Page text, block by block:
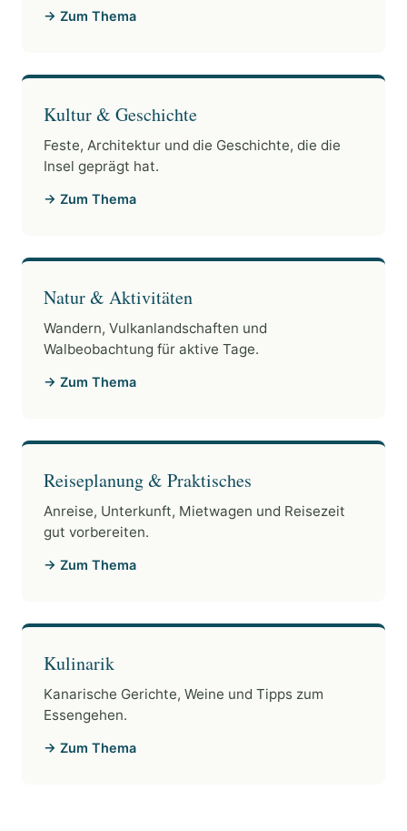
→ Zum Thema
Kultur & Geschichte
Feste, Architektur und die Geschichte, die die
Insel geprägt hat.
→ Zum Thema
Natur & Aktivitäten
Wandern, Vulkanlandschaften und
Walbeobachtung für aktive Tage.
→ Zum Thema
Reiseplanung & Praktisches
Anreise, Unterkunft, Mietwagen und Reisezeit
gut vorbereiten.
→ Zum Thema
Kulinarik
Kanarische Gerichte, Weine und Tipps zum
Essengehen.
→ Zum Thema